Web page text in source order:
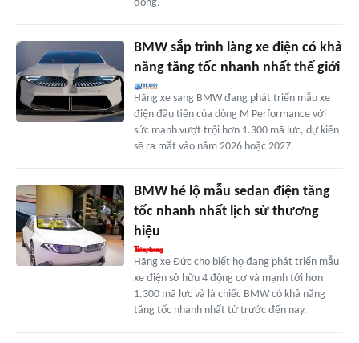
đồng.
BMW sắp trình làng xe điện có khả
năng tăng tốc nhanh nhất thế giới
Hãng xe sang BMW đang phát triển mẫu xe
điện đầu tiên của dòng M Performance với
sức mạnh vượt trội hơn 1.300 mã lực, dự kiến
sẽ ra mắt vào năm 2026 hoặc 2027.
BMW hé lộ mẫu sedan điện tăng
tốc nhanh nhất lịch sử thương
hiệu
Hãng xe Đức cho biết họ đang phát triển mẫu
xe điện sở hữu 4 động cơ và mạnh tới hơn
1.300 mã lực và là chiếc BMW có khả năng
tăng tốc nhanh nhất từ trước đến nay.